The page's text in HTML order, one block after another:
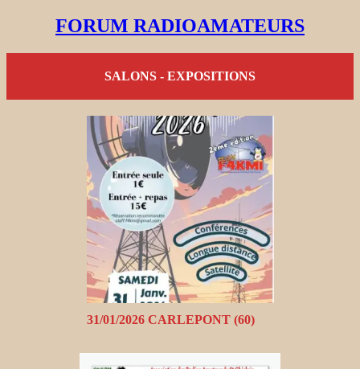
FORUM RADIOAMATEURS
SALONS - EXPOSITIONS
31/01/2026 CARLEPONT (60)